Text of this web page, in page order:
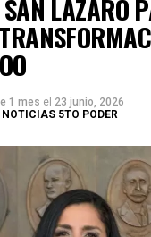
la Cámara Alta, Gino
en iniciativas
LÁZARO
1 mes el 23 junio, 2026
5TO PODER